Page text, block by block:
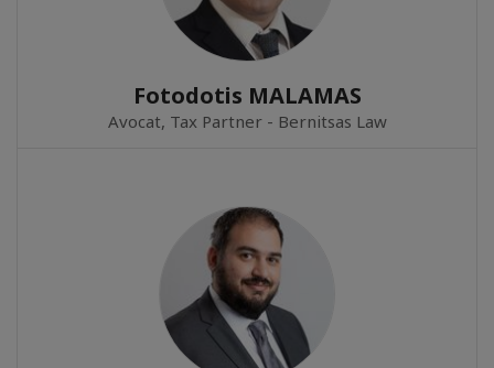
Fotodotis MALAMAS
Avocat, Tax Partner - Bernitsas Law